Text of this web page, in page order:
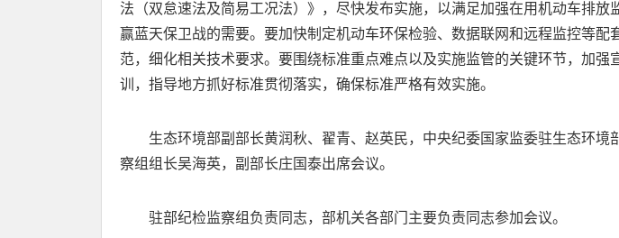
法（双怠速法及简易工况法）》，尽快发布实施，以满足加强在用机动车排放
赢蓝天保卫战的需要。要加快制定机动车环保检验、数据联网和远程监控等配
范，细化相关技术要求。要围绕标准重点难点以及实施监管的关键环节，加强
训，指导地方抓好标准贯彻落实，确保标准严格有效实施。
生态环境部副部长黄润秋、翟青、赵英民，中央纪委国家监委驻生态环境
察组组长吴海英，副部长庄国泰出席会议。
驻部纪检监察组负责同志，部机关各部门主要负责同志参加会议。